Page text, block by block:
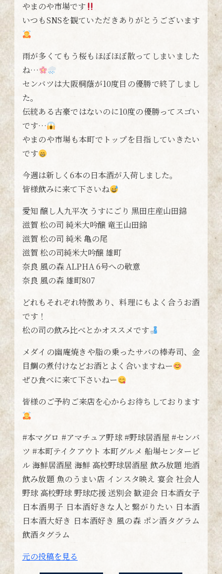
やまのや市場です
いつもSNSを観ていただきありがとうございます
雨が多くてもう桜もほぼほぼ散ってしまいました
ね…
センバツは大阪桐蔭が10度目の優勝で終了しまし
た。
伝統ある古豪ではないのに10度の優勝ってスゴい
です…
やまのや市場も本町でトップを目指していきたい
です
今週は新しく6本の日本酒が入荷しました。
皆様飲みに来て下さいね
愛知 醸し人九平次 うすにごり 黒田庄産山田錦
滋賀 松の司 純米大吟醸 竜王山田錦
滋賀 松の司 純米 亀の尾
滋賀 松の司純米大吟醸 雄町
奈良 風の森 ALPHA 6号への敬意
奈良 風の森 雄町807
どれもそれぞれ特徴あり、料理にもよく合うお酒
です！
松の司の飲み比べとかオススメです
メダイの幽庵焼きや脂の乗ったサバの棒寿司、金
目鯛の煮付けなどお酒とよく合いますねー
ぜひ食べに来て下さいねー
皆様のご予約ご来店を心からお待ちしております
#本マグロ #アマチュア野球 #野球居酒屋 #センバ
ツ #本町テイクアウト 本町グルメ 船場センタービ
ル 海鮮居酒屋 海鮮 高校野球居酒屋 飲み放題 地酒
飲み放題 魚のうまい店 インスタ映え 宴会 社会人
野球 高校野球 野球応援 送別会 歓迎会 日本酒女子
日本酒男子 日本酒好きな人と繋がりたい 日本酒
日本酒大好き 日本酒好き 風の森 ポン酒タグラム
飲酒タグラム
元の投稿を見る